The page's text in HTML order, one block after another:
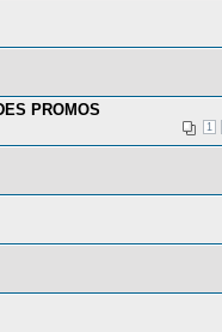
PROMOS
1